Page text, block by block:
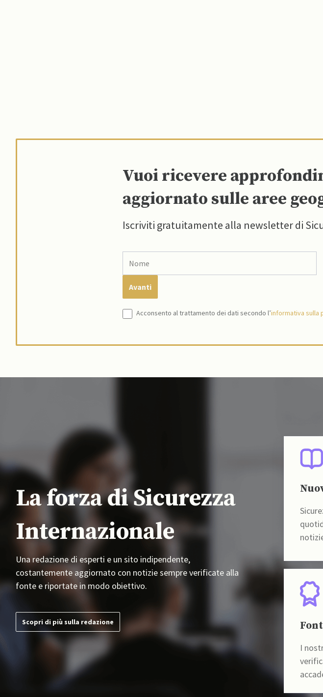
Vuoi ricevere
aggiornato sulle aree
Iscriviti gratuitamente alla newsletter di
Acconsento al trattamento dei dati secondo l’informativa sulla
La forza di Sicurezza
Internazionale
Una redazione di esperti e un sito indipendente,
costantemente aggiornato con notizie sempre verificate alla
fonte e riportate in modo obiettivo.
Scopri di più sulla redazione
I